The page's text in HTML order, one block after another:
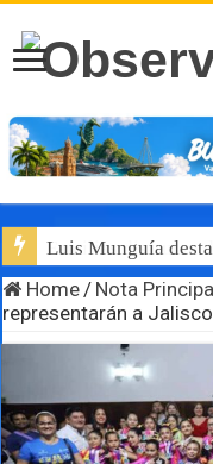
Luis Munguía
Home / Nota
representarán a